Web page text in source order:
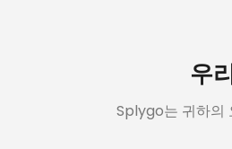
우
Splygo는 귀하의